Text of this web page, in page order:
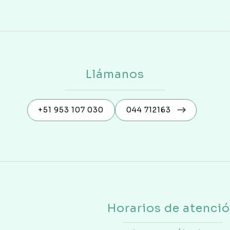
Llámanos
+51 953 107 030 044 712163
Horarios de